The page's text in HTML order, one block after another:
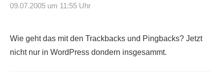
09.07.2005 um 11:55 Uhr
Wie geht das mit den Trackbacks und Pingbacks? Jetzt
nicht nur in WordPress dondern insgesammt.